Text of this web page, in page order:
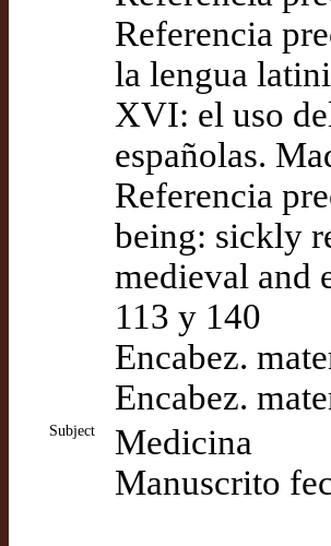
Referencia
la lengua
XVI: el uso
españolas.
Referencia
being: sickly
medieval and
113 y 140
Encabez.
Encabez.
Subject
Medicina
Manuscrito